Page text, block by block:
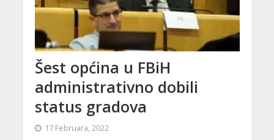
Šest općina u FBiH
administrativno dobili
status gradova
17 Februara, 2022